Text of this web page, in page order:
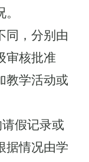
同，分别由
审核批准
教学活动或
假记录或
据情况由学